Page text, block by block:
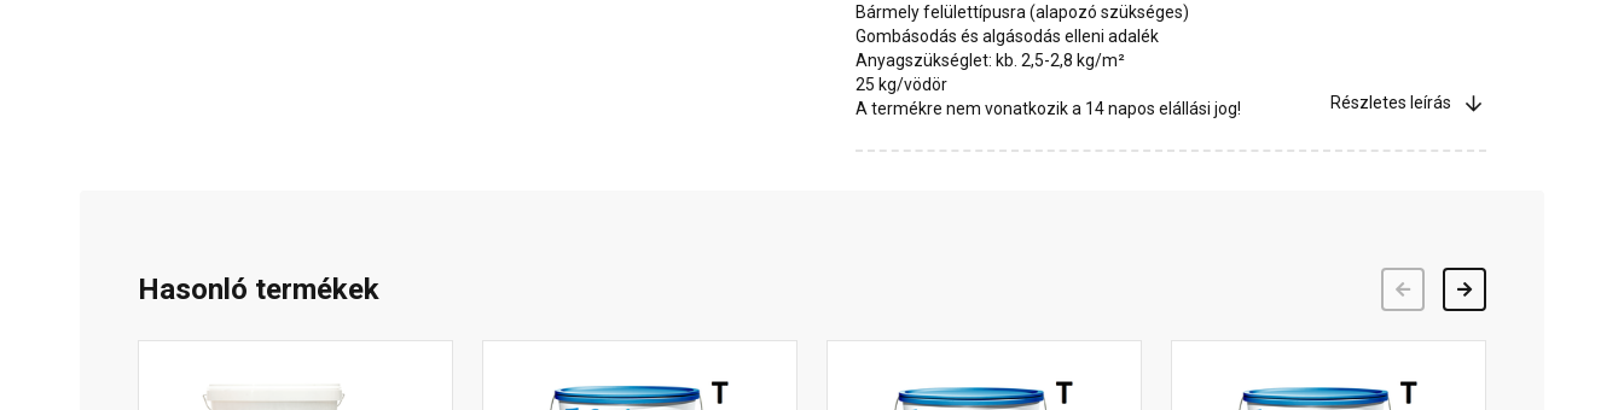
Bármely felülettípusra (alapozó szükséges)
Gombásodás és algásodás elleni adalék
Anyagszükséglet: kb. 2,5-2,8 kg/m²
25 kg/vödör
A termékre nem vonatkozik a 14 napos elállási jog!
Részletes leírás
Hasonló termékek